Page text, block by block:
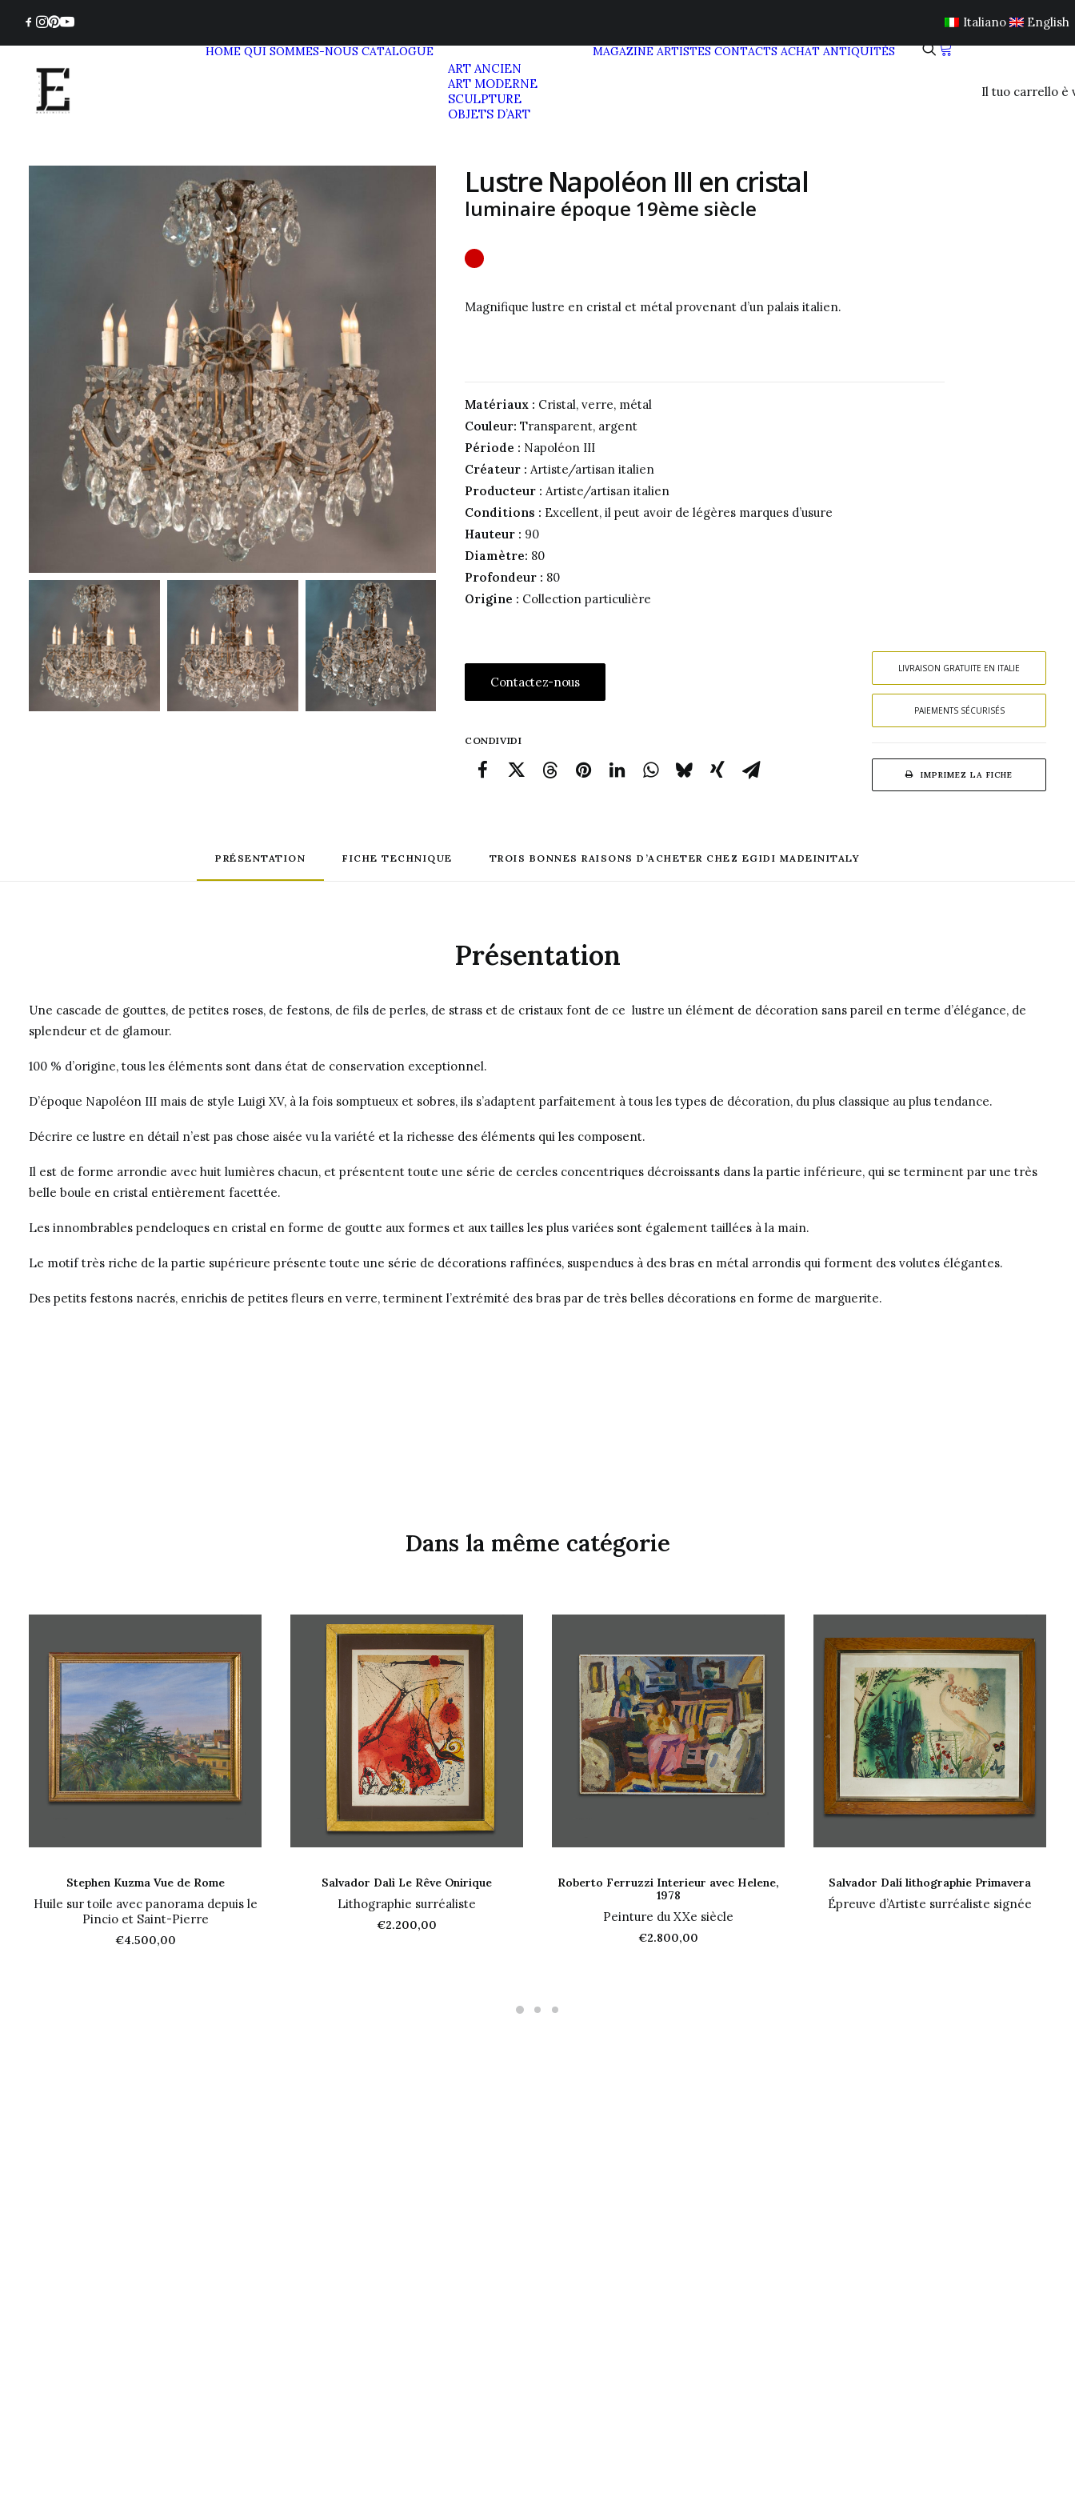
Italiano English
HOME QUI SOMMES-NOUS CATALOGUE
ART ANCIEN
ART MODERNE
SCULPTURE
OBJETS D’ART
MAGAZINE ARTISTES CONTACTS ACHAT ANTIQUITÉS
Il tuo carrello è
Lustre Napoléon III en cristal
luminaire époque 19ème siècle
Magnifique lustre en cristal et métal provenant d’un palais italien.
Matériaux : Cristal, verre, métal
Couleur: Transparent, argent
Période : Napoléon III
Créateur : Artiste/artisan italien
Producteur : Artiste/artisan italien
Conditions : Excellent, il peut avoir de légères marques d’usure
Hauteur : 90
Diamètre: 80
Profondeur : 80
Origine : Collection particulière
Contactez-nous
CONDIVIDI
LIVRAISON GRATUITE EN ITALIE
PAIEMENTS SÉCURISÉS
IMPRIMEZ LA FICHE
PRÉSENTATION FICHE TECHNIQUE TROIS BONNES RAISONS D’ACHETER CHEZ EGIDI MADEINITALY
Présentation
Une cascade de gouttes, de petites roses, de festons, de fils de perles, de strass et de cristaux font de ce lustre un élément de décoration sans pareil en terme d’élégance, de
splendeur et de glamour.
100 % d’origine, tous les éléments sont dans état de conservation exceptionnel.
D’époque Napoléon III mais de style Luigi XV, à la fois somptueux et sobres, ils s’adaptent parfaitement à tous les types de décoration, du plus classique au plus tendance.
Décrire ce lustre en détail n’est pas chose aisée vu la variété et la richesse des éléments qui les composent.
Il est de forme arrondie avec huit lumières chacun, et présentent toute une série de cercles concentriques décroissants dans la partie inférieure, qui se terminent par une très
belle boule en cristal entièrement facettée.
Les innombrables pendeloques en cristal en forme de goutte aux formes et aux tailles les plus variées sont également taillées à la main.
Le motif très riche de la partie supérieure présente toute une série de décorations raffinées, suspendues à des bras en métal arrondis qui forment des volutes élégantes.
Des petits festons nacrés, enrichis de petites fleurs en verre, terminent l’extrémité des bras par de très belles décorations en forme de marguerite.
Dans la même catégorie
AJOUTER AU PANIER
Stephen Kuzma Vue de Rome
Huile sur toile avec panorama depuis le
Pincio et Saint-Pierre
€4.500,00
AJOUTER AU PANIER
Salvador Dalì Le Rêve Onirique
Lithographie surréaliste
€2.200,00
AJOUTER AU PANIER
Roberto Ferruzzi Interieur avec Helene,
1978
Peinture du XXe siècle
€2.800,00
LIRE LA SUITE
Salvador Dalí lithographie Primavera
Épreuve d’Artiste surréaliste signée